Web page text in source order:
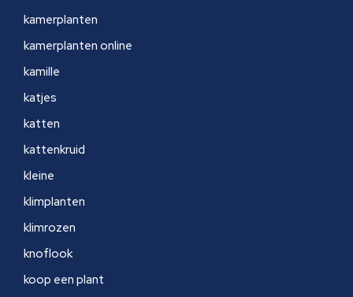
kamerplanten
kamerplanten online
kamille
katjes
katten
kattenkruid
kleine
klimplanten
klimrozen
knoflook
koop een plant